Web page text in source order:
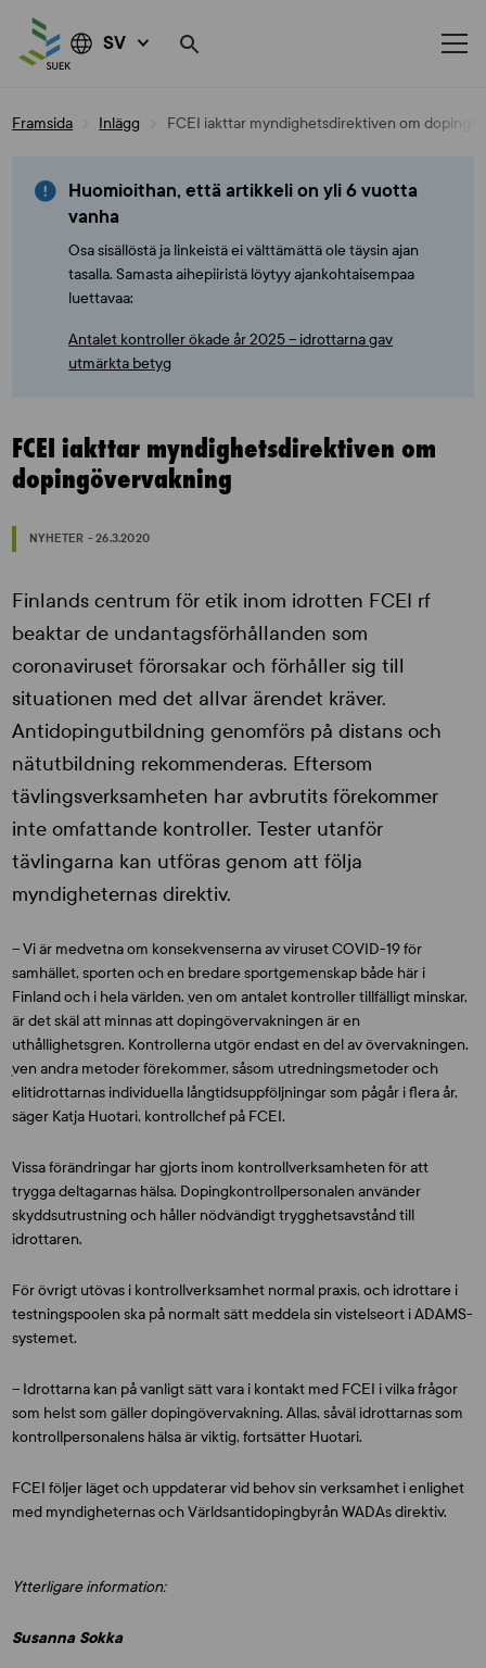
SV
Framsida Inlägg FCEI iakttar myndighetsdirektiven om
Huomioithan, että artikkeli on yli 6 vuotta
vanha
Osa sisällöstä ja linkeistä ei välttämättä ole täysin ajan
tasalla. Samasta aihepiiristä löytyy ajankohtaisempaa
luettavaa:
Antalet kontroller ökade år 2025 – idrottarna gav
utmärkta betyg
FCEI iakttar myndighetsdirektiven om
dopingövervakning
NYHETER - 26.3.2020
Finlands centrum för etik inom idrotten FCEI rf
beaktar de undantagsförhållanden som
coronaviruset förorsakar och förhåller sig till
situationen med det allvar ärendet kräver.
Antidopingutbildning genomförs på distans och
nätutbildning rekommenderas. Eftersom
tävlingsverksamheten har avbrutits förekommer
inte omfattande kontroller. Tester utanför
tävlingarna kan utföras genom att följa
myndigheternas direktiv.
– Vi är medvetna om konsekvenserna av viruset COVID-19 för
samhället, sporten och en bredare sportgemenskap både här i
Finland och i hela världen. ִven om antalet kontroller tillfälligt minskar,
är det skäl att minnas att dopingövervakningen är en
uthållighetsgren. Kontrollerna utgör endast en del av övervakningen.
ִven andra metoder förekommer, såsom utredningsmetoder och
elitidrottarnas individuella långtidsuppföljningar som pågår i flera år,
säger Katja Huotari, kontrollchef på FCEI.
Vissa förändringar har gjorts inom kontrollverksamheten för att
trygga deltagarnas hälsa. Dopingkontrollpersonalen använder
skyddsutrustning och håller nödvändigt trygghetsavstånd till
idrottaren.
För övrigt utövas i kontrollverksamhet normal praxis, och idrottare i
testningspoolen ska på normalt sätt meddela sin vistelseort i ADAMS-
systemet.
– Idrottarna kan på vanligt sätt vara i kontakt med FCEI i vilka frågor
som helst som gäller dopingövervakning. Allas, såväl idrottarnas som
kontrollpersonalens hälsa är viktig, fortsätter Huotari.
FCEI följer läget och uppdaterar vid behov sin verksamhet i enlighet
med myndigheternas och Världsantidopingbyrån WADAs direktiv.
Ytterligare information:
Susanna Sokka